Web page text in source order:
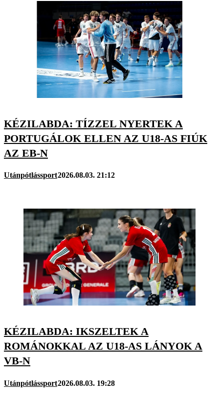
KÉZILABDA: TÍZZEL NYERTEK A
PORTUGÁLOK ELLEN AZ U18-AS FIÚK
AZ EB-N
Utánpótlássport2026.08.03. 21:12
KÉZILABDA: IKSZELTEK A
ROMÁNOKKAL AZ U18-AS LÁNYOK A
VB-N
Utánpótlássport2026.08.03. 19:28